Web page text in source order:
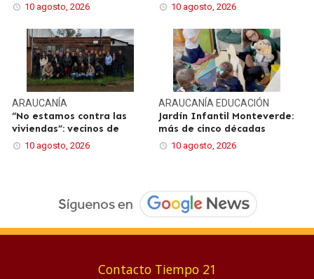
10 agosto, 2026 10 agosto, 2026
ARAUCANÍA
“No estamos contra las
viviendas”: vecinos de
10 agosto, 2026
ARAUCANÍA EDUCACIÓN
Jardín Infantil Monteverde:
más de cinco décadas
10 agosto, 2026
Contacto Tiempo 21